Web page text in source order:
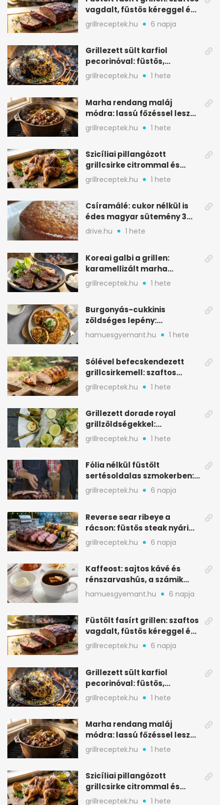
vagdalt, füstös kéreggel és
BBQ mázzal
grillreceptek.hu 6 napja
Grillezett sült karfiol
pecorinóval: füstös,
karamellizált nyári kedvenc
grillreceptek.hu 1 hete
Marha rendang maláj
módra: lassú főzéssel lesz
igazán szaftos
grillreceptek.hu 1 hete
Szicíliai pillangózott
grillcsirke citrommal és
oregánóval
grillreceptek.hu 1 hete
Csíramálé: cukor nélkül is
édes magyar sütemény 3
alapanyagból
drive.hu 1 hete
Koreai galbi a grillen:
karamellizált marha
rövidborda gyorsan
grillreceptek.hu 1 hete
Burgonyás-cukkinis
zöldséges lepény:
aranybarna, szaftos, hús
nélkül is
hamuesgyemant.hu 1 hete
Sólével befecskendezett
grillcsirkemell: szaftos
marad, nem szárad ki
grillreceptek.hu 1 hete
Grillezett dorade royal
grillzöldségekkel:
mediterrán ízek a rostélyról
grillreceptek.hu 1 hete
Fólia nélkül füstölt
sertésoldalas szmokerben:
ropogós bark, 6 óra
grillreceptek.hu 6 napja
Reverse sear ribeye a
rácson: füstös steak nyári
tökkebabbal
grillreceptek.hu 6 napja
Kaffeost: sajtos kávé és
rénszarvashús, a számik
melegítő itala
hamuesgyemant.hu 6 napja
Füstölt fasírt grillen: szaftos
vagdalt, füstös kéreggel és
BBQ mázzal
grillreceptek.hu 6 napja
Grillezett sült karfiol
pecorinóval: füstös,
karamellizált nyári kedvenc
grillreceptek.hu 1 hete
Marha rendang maláj
módra: lassú főzéssel lesz
igazán szaftos
grillreceptek.hu 1 hete
Szicíliai pillangózott
grillcsirke citrommal és
oregánóval
grillreceptek.hu 1 hete